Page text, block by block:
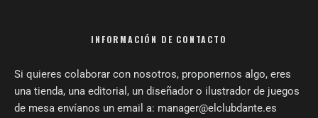
INFORMACIÓN DE CONTACTO
Si quieres colaborar con nosotros, proponernos algo, eres
una tienda, una editorial, un diseñador o ilustrador de juegos
de mesa envíanos un email a: manager@elclubdante.es